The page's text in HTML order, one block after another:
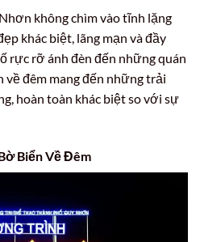
không chìm vào tĩnh lặng
khác biệt, lãng mạn và đầy
rực rỡ ánh đèn đến những quán
về đêm mang đến những trải
hoàn toàn khác biệt so với sự
Biển Về Đêm